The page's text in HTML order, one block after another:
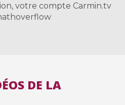
votre compte Carmin.tv
DE LA